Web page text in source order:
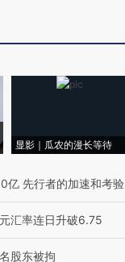
显影｜瓜农的漫长等待
亿 先行者的加速和考验
汇率连日升破6.75
股东被拘